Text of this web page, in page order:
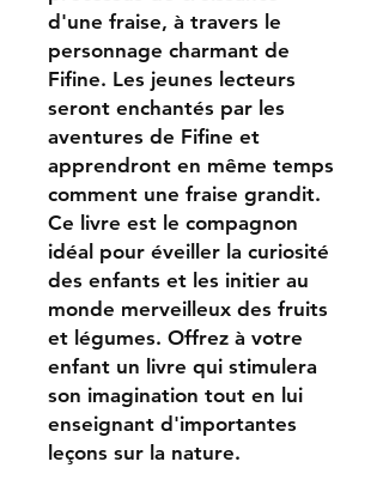
d'une fraise, à travers le
personnage charmant de
Fifine. Les jeunes lecteurs
seront enchantés par les
aventures de Fifine et
apprendront en même temps
comment une fraise grandit.
Ce livre est le compagnon
idéal pour éveiller la curiosité
des enfants et les initier au
monde merveilleux des fruits
et légumes. Offrez à votre
enfant un livre qui stimulera
son imagination tout en lui
enseignant d'importantes
leçons sur la nature.